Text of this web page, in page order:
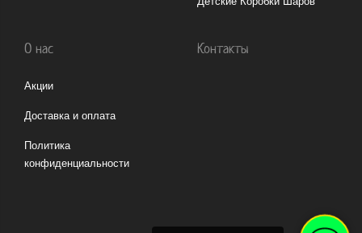
О нас
Акции
Доставка и оплата
Политика
конфиденциальности
Контакты